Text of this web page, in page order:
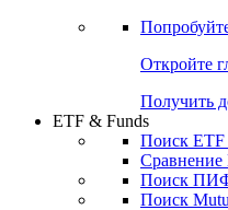
Откройте
Получить
ETF & Funds
Поиск ETF
Сравнение
Поиск
Поиск